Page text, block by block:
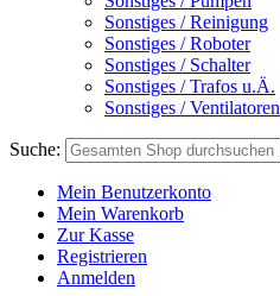
Sonstiges / Reinigung
Sonstiges / Roboter
Sonstiges / Schalter
Sonstiges / Trafos u.Ä.
Sonstiges / Ventilatoren
Suche:
Mein Benutzerkonto
Mein Warenkorb
Zur Kasse
Registrieren
Anmelden